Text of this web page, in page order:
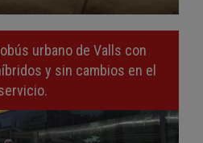
urbano de Valls con
y sin cambios en el